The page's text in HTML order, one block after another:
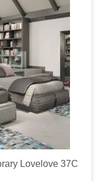
Lovelove 37C